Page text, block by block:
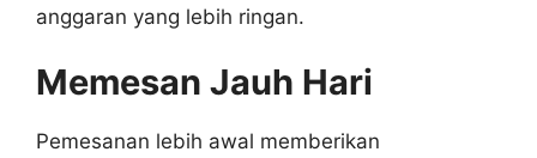
anggaran yang lebih ringan.
Memesan Jauh Hari
Pemesanan lebih awal memberikan